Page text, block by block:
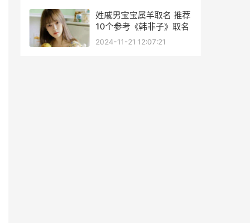
姓戚男宝宝属羊取名 推荐
10个参考《韩非子》取名
2024-11-21 12:07:21